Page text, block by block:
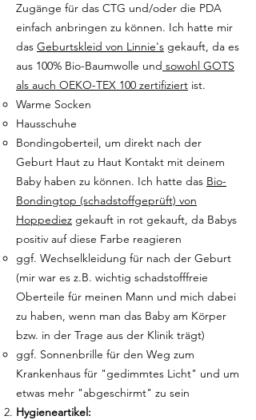
Zugänge für das CTG und/oder die PDA
einfach anbringen zu können. Ich hatte mir
das Geburtskleid von Linnie's gekauft, da es
aus 100% Bio-Baumwolle und sowohl GOTS
als auch OEKO-TEX 100 zertifiziert ist.
Warme Socken
Hausschuhe
Bondingoberteil, um direkt nach der
Geburt Haut zu Haut Kontakt mit deinem
Baby haben zu können. Ich hatte das Bio-
Bondingtop (schadstoffgeprüft) von
Hoppediez gekauft in rot gekauft, da Babys
positiv auf diese Farbe reagieren
ggf. Wechselkleidung für nach der Geburt
(mir war es z.B. wichtig schadstofffreie
Oberteile für meinen Mann und mich dabei
zu haben, wenn man das Baby am Körper
bzw. in der Trage aus der Klinik trägt)
ggf. Sonnenbrille für den Weg zum
Krankenhaus für "gedimmtes Licht" und um
etwas mehr "abgeschirmt" zu sein​​
Hygieneartikel: